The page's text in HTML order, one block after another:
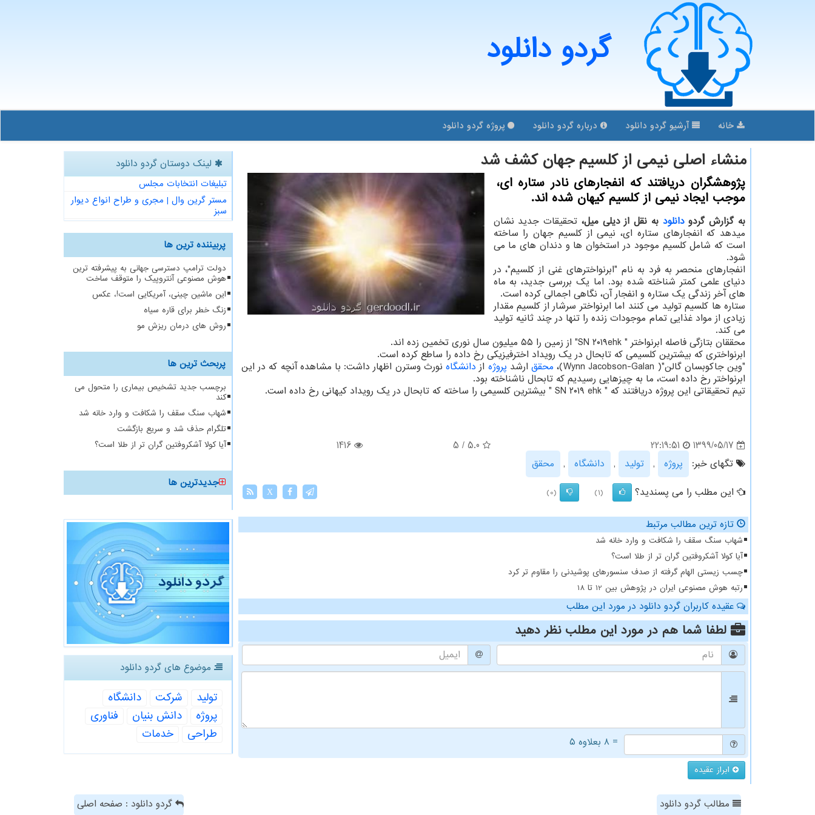
گردو دانلود
خانه آرشیو گردو دانلود درباره گردو دانلود پروژه گردو دانلود
منشاء اصلی نیمی از كلسیم جهان كشف شد
پژوهشگران دریافتند كه انفجارهای نادر ستاره ای،
موجب ایجاد نیمی از كلسیم كیهان شده اند.
به گزارش گردودانلود به نقل از دیلی میل، تحقیقات جدید نشان
میدهد که انفجارهای ستاره ای، نیمی از کلسیم جهان را ساخته
است که شامل کلسیم موجود در استخوان ها و دندان های ما می
شود.
انفجارهای منحصر به فرد به نام "ابرنواخترهای غنی از کلسیم"، در
دنیای علمی کمتر شناخته شده بود. اما یک بررسی جدید، به ماه
های آخر زندگی یک ستاره و انفجار آن، نگاهی اجمالی کرده است.
ستاره ها کلسیم تولید می کنند اما ابرنواختر سرشار از کلسیم مقدار
زیادی از مواد غذایی تمام موجودات زنده را تنها در چند ثانیه تولید
می کند.
محققان بتازگی فاصله ابرنواختر " SN ۲۰۱۹ehk" از زمین را ۵۵ میلیون سال نوری تخمین زده اند.
ابرنواختری که بیشترین کلسیمی که تابحال در یک رویداد اخترفیزیکی رخ داده را ساطع کرده است.
"وین جاکوبسان گالن"( Wynn Jacobson-Galan)،
محقق ارشد پروژه از دانشگاهنورث وسترن اظهار داشت: با مشاهده آنچه که در این
ابرنواختر رخ داده است، ما به چیزهایی رسیدیم که تابحال ناشناخته بود.
تیم تحقیقاتی این پروژه دریافتند که " SN ۲۰۱۹ ehk " بیشترین کلسیمی را ساخته که تابحال در یک رویداد کیهانی رخ داده است.
1399/05/17
22:19:51
5.0
/
5
1416
تگهای خبر:
پروژه , تولید , دانشگاه ,
محقق
این مطلب را می پسندید؟
(1)
(0)
X
تازه ترین مطالب مرتبط
شهاب سنگ سقف را شکافت و وارد خانه شد
آیا کولا آشکروفتین گران تر از طلا است؟
چسب زیستی الهام گرفته از صدف سنسورهای پوشیدنی را مقاوم تر کرد
رتبه هوش مصنوعی ایران در پژوهش بین 12 تا 18
عقیده کاربران گردو دانلود در مورد این مطلب
لطفا شما هم در مورد این مطلب نظر دهید
= ۸ بعلاوه ۵
ابراز عقیده
لینک دوستان گردو دانلود
تبلیغات انتخابات مجلس
مستر گرین وال | مجری و طراح انواع دیوار
سبز
پربیننده ترین ها
دولت ترامپ دسترسی جهانی به پیشرفته ترین
هوش مصنوعی آنتروپیک را متوقف ساخت
این ماشین چینی، آمریکایی است!، عکس
زنگ خطر برای قاره سیاه
روش های درمان ریزش مو
پربحث ترین ها
برچسب جدید تشخیص بیماری را متحول می
کند
شهاب سنگ سقف را شکافت و وارد خانه شد
تلگرام حذف شد و سریع بازگشت
آیا کولا آشکروفتین گران تر از طلا است؟
جدیدترین ها
موضوع های گردو دانلود
تولید شركت
دانشگاه
پروژه
دانش بنیان
فناوری
طراحی
خدمات
مطالب گردو دانلود گردو دانلود : صفحه اصلی